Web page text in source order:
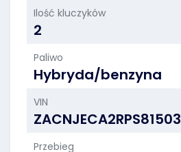
Ilość kluczyków
2
Paliwo
Hybryda/benzyna
VIN
ZACNJECA2RPS81503
Przebieg